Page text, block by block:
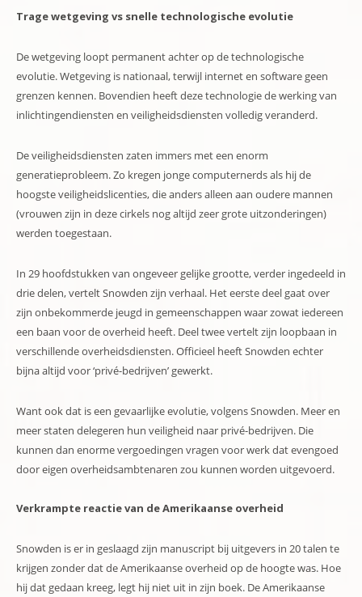
Trage wetgeving vs snelle technologische evolutie
De wetgeving loopt permanent achter op de technologische
evolutie. Wetgeving is nationaal, terwijl internet en software geen
grenzen kennen. Bovendien heeft deze technologie de werking van
inlichtingendiensten en veiligheidsdiensten volledig veranderd.
De veiligheidsdiensten zaten immers met een enorm
generatieprobleem. Zo kregen jonge computernerds als hij de
hoogste veiligheidslicenties, die anders alleen aan oudere mannen
(vrouwen zijn in deze cirkels nog altijd zeer grote uitzonderingen)
werden toegestaan.
In 29 hoofdstukken van ongeveer gelijke grootte, verder ingedeeld in
drie delen, vertelt Snowden zijn verhaal. Het eerste deel gaat over
zijn onbekommerde jeugd in gemeenschappen waar zowat iedereen
een baan voor de overheid heeft. Deel twee vertelt zijn loopbaan in
verschillende overheidsdiensten. Officieel heeft Snowden echter
bijna altijd voor ‘privé-bedrijven’ gewerkt.
Want ook dat is een gevaarlijke evolutie, volgens Snowden. Meer en
meer staten delegeren hun veiligheid naar privé-bedrijven. Die
kunnen dan enorme vergoedingen vragen voor werk dat evengoed
door eigen overheidsambtenaren zou kunnen worden uitgevoerd.
Verkrampte reactie van de Amerikaanse overheid
Snowden is er in geslaagd zijn manuscript bij uitgevers in 20 talen te
krijgen zonder dat de Amerikaanse overheid op de hoogte was. Hoe
hij dat gedaan kreeg, legt hij niet uit in zijn boek. De Amerikaanse